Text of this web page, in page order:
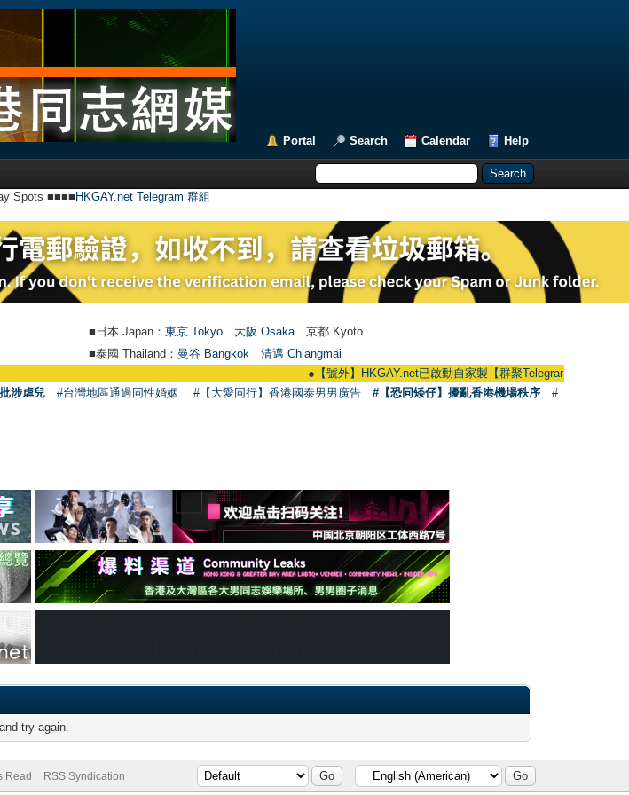
Portal Search Calendar Help
Spots ■■■■ HKGAY.net Telegram 群組
■日本 Japan： 東京 Tokyo 大阪 Osaka 京都 Kyoto
■泰國 Thailand： 曼谷 Bangkok
清邁 Chiangmai
【號外】HKGAY.net已啟動自家製【群聚Telegram群組】
涉虐兒 #台灣地區通過同性婚姻 #【大愛同行】香港國泰男男廣告 #【恐同矮仔】擾亂香港機場秩序
#
try again.
Read RSS Syndication